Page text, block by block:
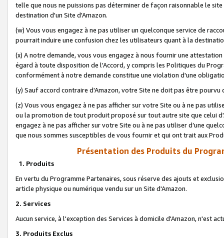
telle que nous ne puissions pas déterminer de façon raisonnable le
destination d'un Site d'Amazon.
(w) Vous vous engagez à ne pas utiliser un quelconque service de
pourrait induire une confusion chez les utilisateurs quant à la
(x) A notre demande, vous vous engagez à nous fournir une
égard à toute disposition de l'Accord, y compris les Politiques du
conformément à notre demande constitue une violation d'une
(y) Sauf accord contraire d'Amazon, votre Site ne doit pas être
(z) Vous vous engagez à ne pas afficher sur votre Site ou à ne pas
ou la promotion de tout produit proposé sur tout autre site que celui
engagez à ne pas afficher sur votre Site ou à ne pas utiliser d’une
que nous sommes susceptibles de vous fournir et qui ont trait aux
Présentation des Produits du
1. Produits
En vertu du Programme Partenaires, sous réserve des ajouts et
article physique ou numérique vendu sur un Site d'Amazon.
2. Services
Aucun service, à l'exception des Services à domicile d'Amazon, n'est
3. Produits Exclus